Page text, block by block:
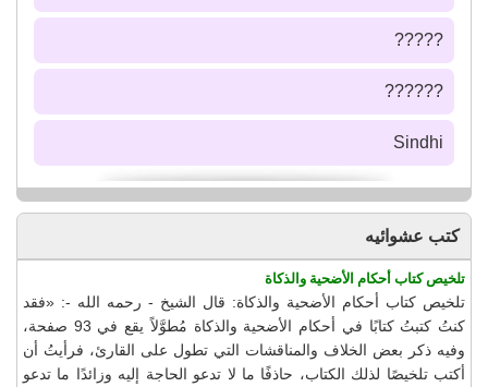
?????
??????
Sindhi
كتب عشوائيه
تلخيص كتاب أحكام الأضحية والذكاة
تلخيص كتاب أحكام الأضحية والذكاة: قال الشيخ - رحمه الله -: «فقد
كنتُ كتبتُ كتابًا في أحكام الأضحية والذكاة مُطوَّلاً يقع في 93 صفحة،
وفيه ذكر بعض الخلاف والمناقشات التي تطول على القارئ، فرأيتُ أن
أكتب تلخيصًا لذلك الكتاب، حاذفًا ما لا تدعو الحاجة إليه وزائدًا ما تدعو